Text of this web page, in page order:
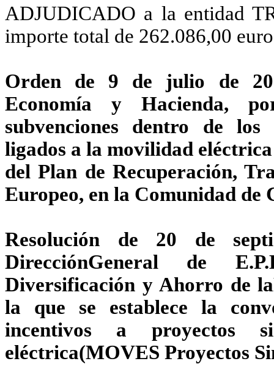
ADJUDICADO a la entidad
importe total de 262.086,00
Orden de 9 de julio de
Economía y Hacienda,
subvenciones dentro de
ligados a la movilidad
del Plan de Recuperación,
Europeo, en la Comunidad de
Resolución de 20 de
DirecciónGeneral de
Diversificación y Ahorro de
la que se establece la
incentivos a proyectos
eléctrica(MOVES Proyectos